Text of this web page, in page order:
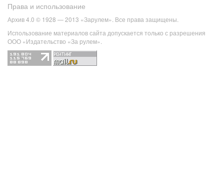
Права и использование
Архив 4.0 © 1928 — 2013 «Зарулем». Все права защищены.
Использование материалов сайта допускается только с разрешения
ООО «Издательство «За рулем».